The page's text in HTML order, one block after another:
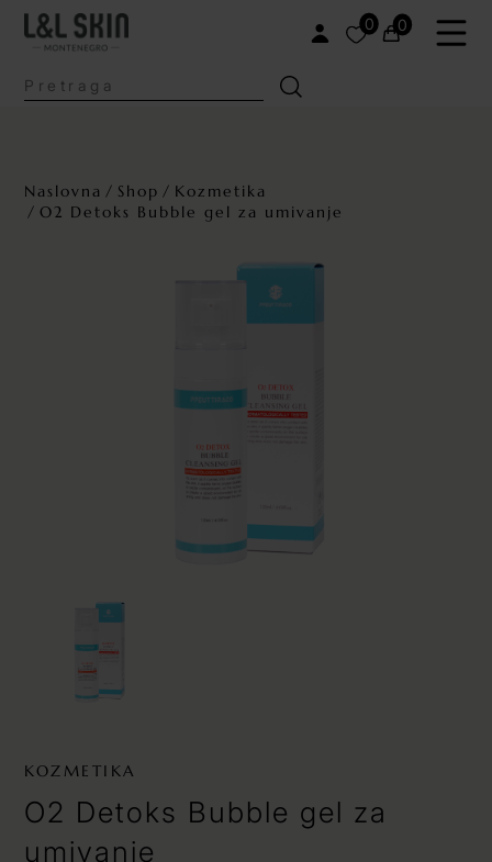
0 0
Naslovna Shop
Kozmetika
O2 Detoks Bubble gel za umivanje
KOZMETIKA
O2 Detoks Bubble gel za
umivanje